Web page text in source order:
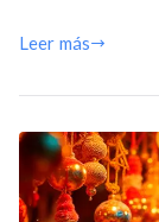
Leer más